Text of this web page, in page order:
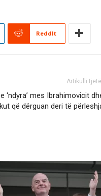
ReddIt
Artikulli
‘ndyra’ mes Ibrahimovicit
që dërguan deri të